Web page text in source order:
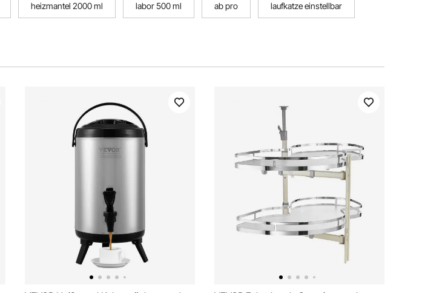
heizmantel 2000 ml labor 500 ml ab pro laufkatze einstellbar